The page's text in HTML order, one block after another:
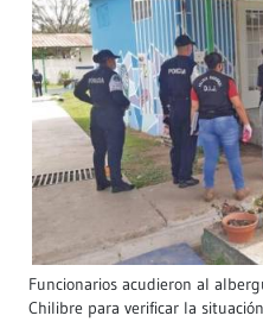
Funcionarios acudieron al
Chilibre para verificar la